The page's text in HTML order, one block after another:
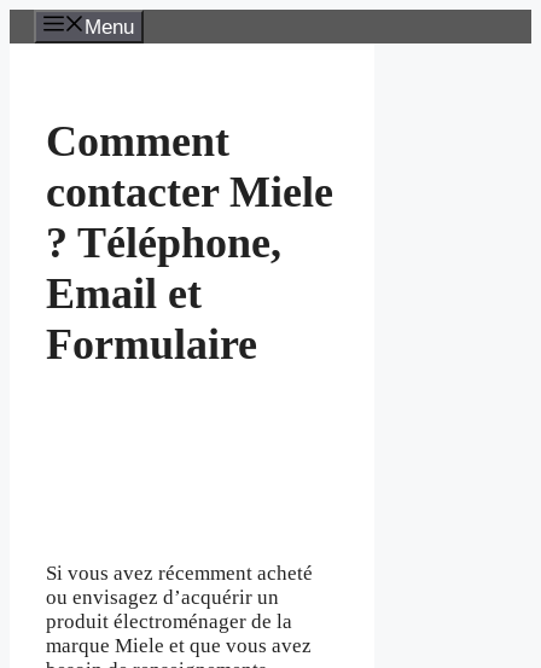
Aller
au
Menu
Comment
contacter Miele
? Téléphone,
Email et
Formulaire
Si vous avez récemment acheté
ou envisagez d’acquérir un
produit électroménager de la
marque Miele et que vous avez